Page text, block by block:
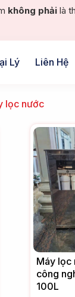
không phải là
Lý Liên Hệ
lọc nước
Máy lọc
công
100L